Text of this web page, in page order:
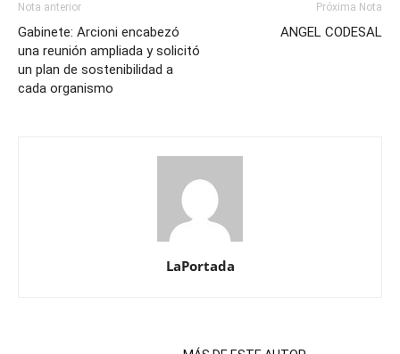
Nota anterior
Gabinete: Arcioni encabezó
una reunión ampliada y solicitó
un plan de sostenibilidad a
cada organismo
Próxima Nota
ANGEL CODESAL
LaPortada